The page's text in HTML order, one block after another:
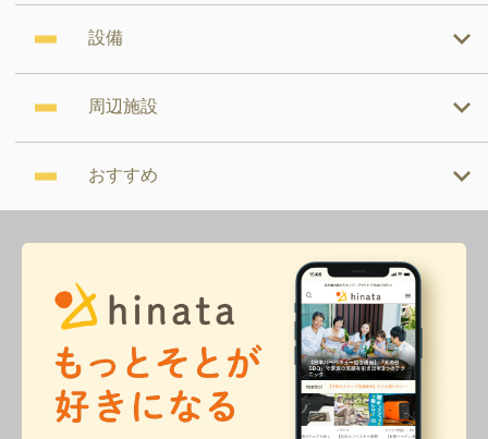
設備
周辺施設
おすすめ